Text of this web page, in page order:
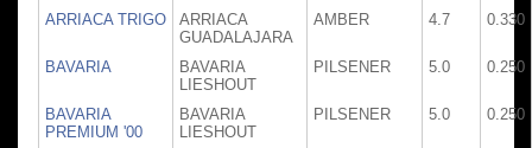
ARRIACA TRIGO
ARRIACA
GUADALAJARA
AMBER 4.7 0.330
BAVARIA
BAVARIA
LIESHOUT
PILSENER 5.0 0.250
BAVARIA
PREMIUM '00
BAVARIA
LIESHOUT
PILSENER 5.0 0.250